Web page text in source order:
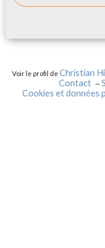
Voir le profil deChristian
Contact
Cookies et données